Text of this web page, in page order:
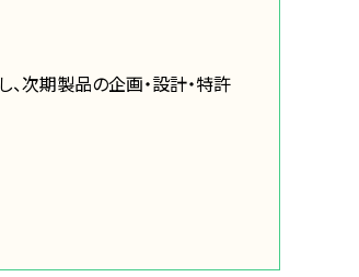
次期製品の企画・設計・特許